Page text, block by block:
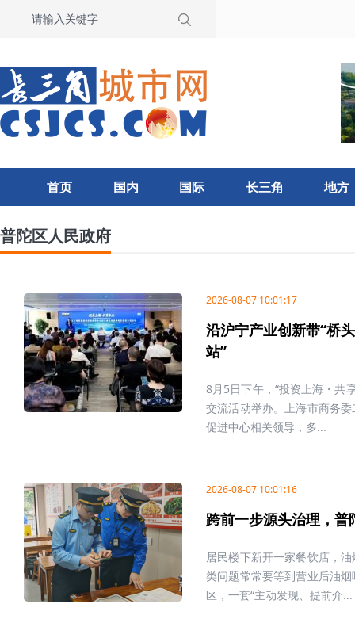
首页 国内 国际 长三角 地方
普陀区人民政府
2026-08-07 10:01:17
沿沪宁产业创新带“桥
站”
8月5日下午，“投资上海・共
交流活动举办。上海市商务
促进中心相关领导，多...
2026-08-07 10:01:16
跨前一步源头治理，
居民楼下新开一家餐饮店，
类问题常常要等到营业后油
区，一套“主动发现、提前介...